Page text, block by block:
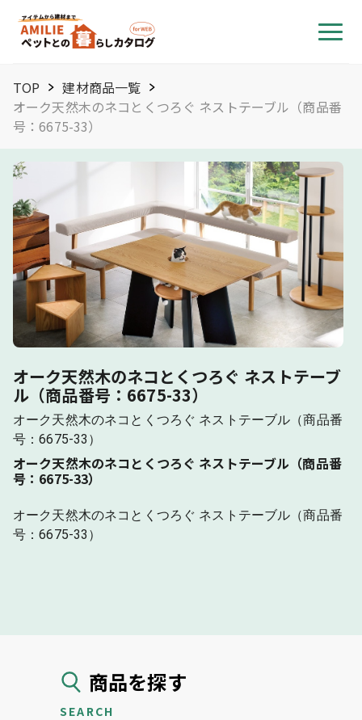
TOP
建材商品一覧
オーク天然木のネコとくつろぐ ネストテーブル（商品番
号：6675-33）
商品を探す
SEARCH
オーク天然木のネコとくつろぐ ネストテーブ
ル（商品番号：6675-33）
オーク天然木のネコとくつろぐ ネストテーブル（商品番
号：6675-33）
オーク天然木のネコとくつろぐ ネストテーブル（商品番
号：6675-33）
オーク天然木のネコとくつろぐ ネストテーブル（商品番
号：6675-33）